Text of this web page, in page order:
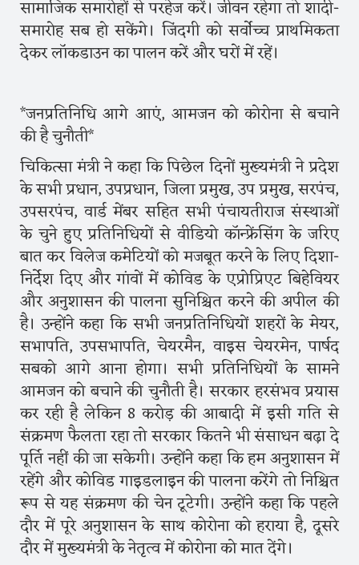
सामाजिक समारोहों से परहेज करें। जीवन रहेगा तो शादी-
समारोह सब हो सकेंगे। जिंदगी को सर्वोच्च प्राथमिकता
देकर लॉकडाउन का पालन करें और घरों में रहें।
*जनप्रतिनिधि आगे आएं, आमजन को कोरोना से बचाने
की है चुनौती*
चिकित्सा मंत्री ने कहा कि पिछेल दिनों मुख्यमंत्री ने प्रदेश
के सभी प्रधान, उपप्रधान, जिला प्रमुख, उप प्रमुख, सरपंच,
उपसरपंच, वार्ड मेंबर सहित सभी पंचायतीराज संस्थाओं
के चुने हुए प्रतिनिधियों से वीडियो कॉन्फ्रेंसिंग के जरिए
बात कर विलेज कमेटियों को मजबूत करने के लिए दिशा-
निर्देश दिए और गांवों में कोविड के एप्रोप्रिएट बिहेवियर
और अनुशासन की पालना सुनिश्चित करने की अपील की
है। उन्होंने कहा कि सभी जनप्रतिनिधियों शहरों के मेयर,
सभापति, उपसभापति, चेयरमैन, वाइस चेयरमेन, पार्षद
सबको आगे आना होगा। सभी प्रतिनिधियों के सामने
आमजन को बचाने की चुनौती है। सरकार हरसंभव प्रयास
कर रही है लेकिन 8 करोड़ की आबादी में इसी गति से
संक्रमण फैलता रहा तो सरकार कितने भी संसाधन बढ़ा दे
पूर्ति नहीं की जा सकेगी। उन्होंने कहा कि हम अनुशासन में
रहेंगे और कोविड गाइडलाइन की पालना करेंगे तो निश्चित
रूप से यह संक्रमण की चेन टूटेगी। उन्होंने कहा कि पहले
दौर में पूरे अनुशासन के साथ कोरोना को हराया है, दूसरे
दौर में मुख्यमंत्री के नेतृत्व में कोरोना को मात देंगे।